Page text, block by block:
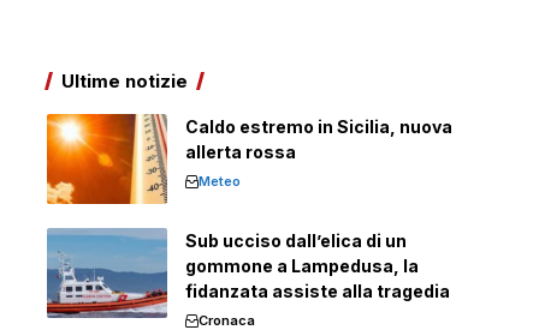
Ultime notizie
Caldo estremo in Sicilia, nuova
allerta rossa
Meteo
Sub ucciso dall’elica di un
gommone a Lampedusa, la
fidanzata assiste alla tragedia
Cronaca